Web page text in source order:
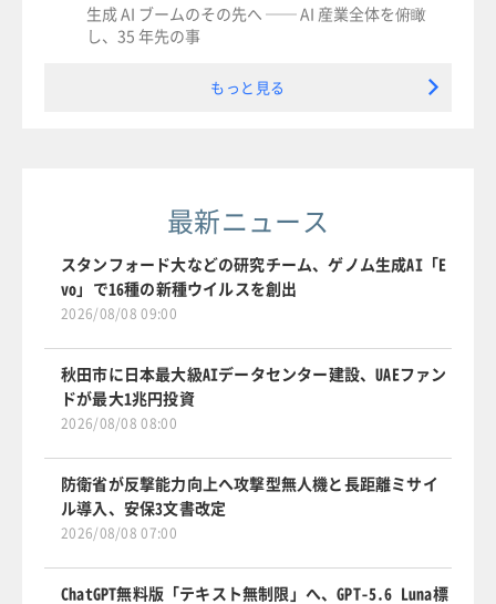
生成 AI ブームのその先へ ── AI 産業全体を俯瞰
し、35 年先の事
もっと見る
最新ニュース
スタンフォード大などの研究チーム、ゲノム生成AI「E
vo」で16種の新種ウイルスを創出
2026/08/08 09:00
秋田市に日本最大級AIデータセンター建設、UAEファン
ドが最大1兆円投資
2026/08/08 08:00
防衛省が反撃能力向上へ攻撃型無人機と長距離ミサイ
ル導入、安保3文書改定
2026/08/08 07:00
ChatGPT無料版「テキスト無制限」へ、GPT-5.6 Luna標